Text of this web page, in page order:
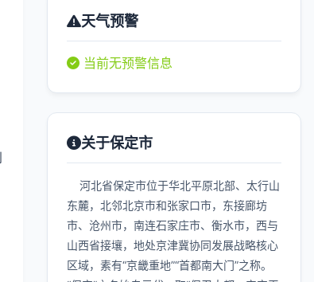
天气预警
当前无预警信息
关于保定市
河北省保定市位于华北平原北部、太行山
东麓，北邻北京市和张家口市，东接廊坊
市、沧州市，南连石家庄市、衡水市，西与
山西省接壤，地处京津冀协同发展战略核心
区域，素有“京畿重地”“首都南大门”之称。